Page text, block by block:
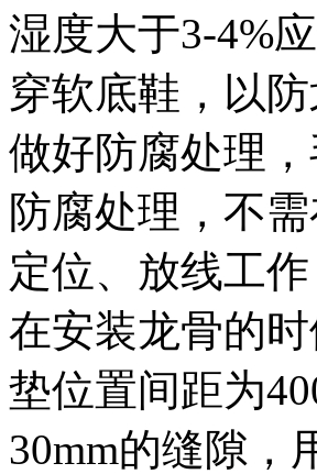
湿度大于3-4%
穿软底鞋，以
做好防腐处理
防腐处理，不
定位、放线工
在安装龙骨的
垫位置间距为
30mm的缝隙，